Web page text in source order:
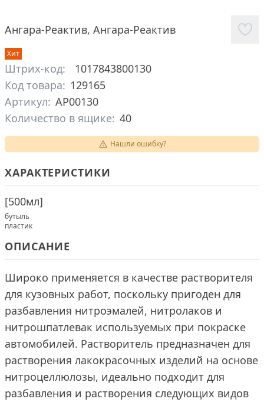
Ангара-Реактив, Ангара-Реактив
Хит
Штрих-код:
1017843800130
Код товара: 129165
Артикул: АР00130
Количество в ящике: 40
Нашли ошибку?
ХАРАКТЕРИСТИКИ
[500мл]
бутыль
пластик
ОПИСАНИЕ
Широко применяется в качестве растворителя
для кузовных работ, поскольку пригоден для
разбавления нитроэмалей, нитролаков и
нитрошпатлевак используемых при покраске
автомобилей. Растворитель предназначен для
растворения лакокрасочных изделий на основе
нитроцеллюлозы, идеально подходит для
разбавления и растворения следующих видов